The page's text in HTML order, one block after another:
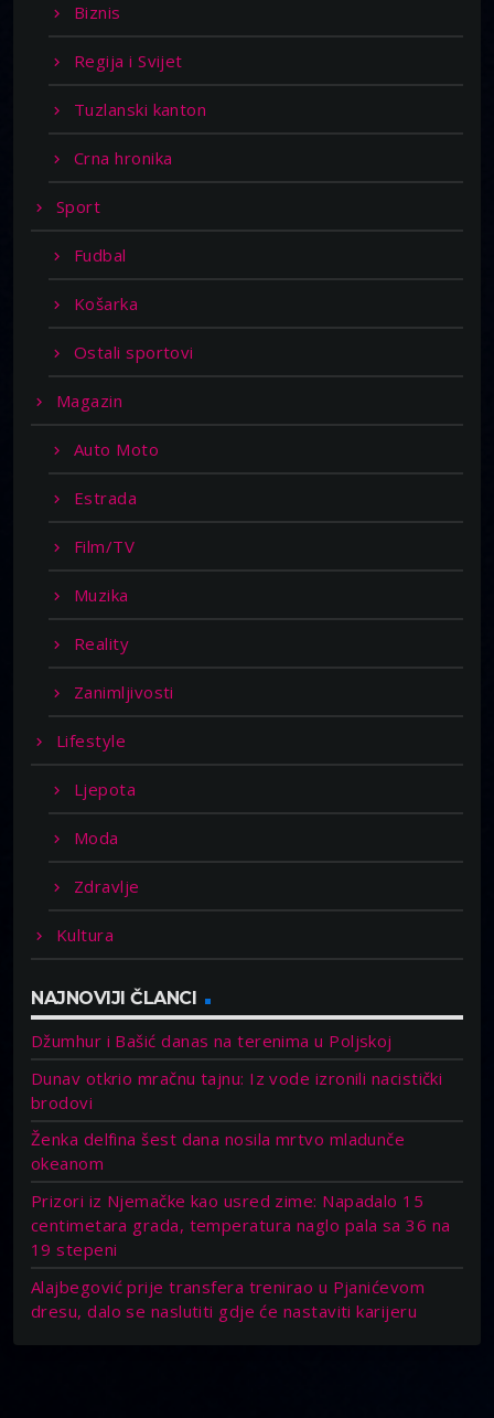
Biznis
Regija i Svijet
Tuzlanski kanton
Crna hronika
Sport
Fudbal
Košarka
Ostali sportovi
Magazin
Auto Moto
Estrada
Film/TV
Muzika
Reality
Zanimljivosti
Lifestyle
Ljepota
Moda
Zdravlje
Kultura
NAJNOVIJI ČLANCI
Džumhur i Bašić danas na terenima u Poljskoj
Dunav otkrio mračnu tajnu: Iz vode izronili nacistički
brodovi
Ženka delfina šest dana nosila mrtvo mladunče
okeanom
Prizori iz Njemačke kao usred zime: Napadalo 15
centimetara grada, temperatura naglo pala sa 36 na
19 stepeni
Alajbegović prije transfera trenirao u Pjanićevom
dresu, dalo se naslutiti gdje će nastaviti karijeru